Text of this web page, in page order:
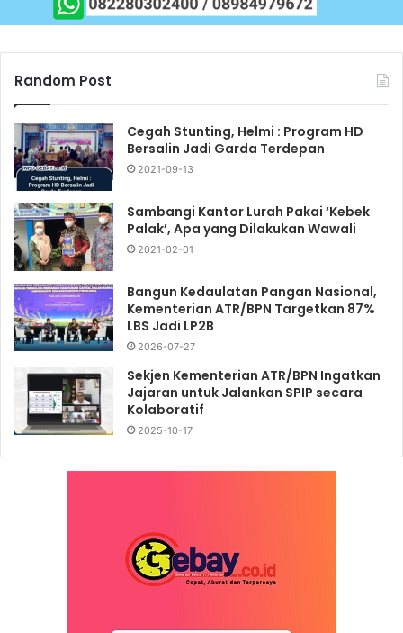
Random Post
Cegah Stunting, Helmi : Program HD
Bersalin Jadi Garda Terdepan
2021-09-13
Sambangi Kantor Lurah Pakai ‘Kebek
Palak’, Apa yang Dilakukan Wawali
2021-02-01
Bangun Kedaulatan Pangan Nasional,
Kementerian ATR/BPN Targetkan 87%
LBS Jadi LP2B
2026-07-27
Sekjen Kementerian ATR/BPN Ingatkan
Jajaran untuk Jalankan SPIP secara
Kolaboratif
2025-10-17